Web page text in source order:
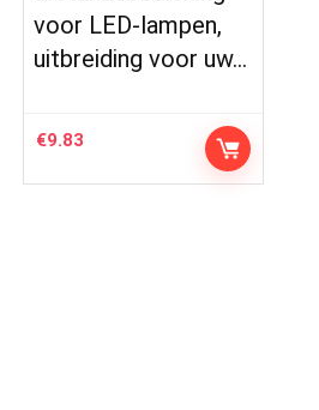
voor LED-lampen,
uitbreiding voor uw…
€9.83